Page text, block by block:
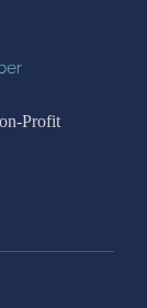
Profit